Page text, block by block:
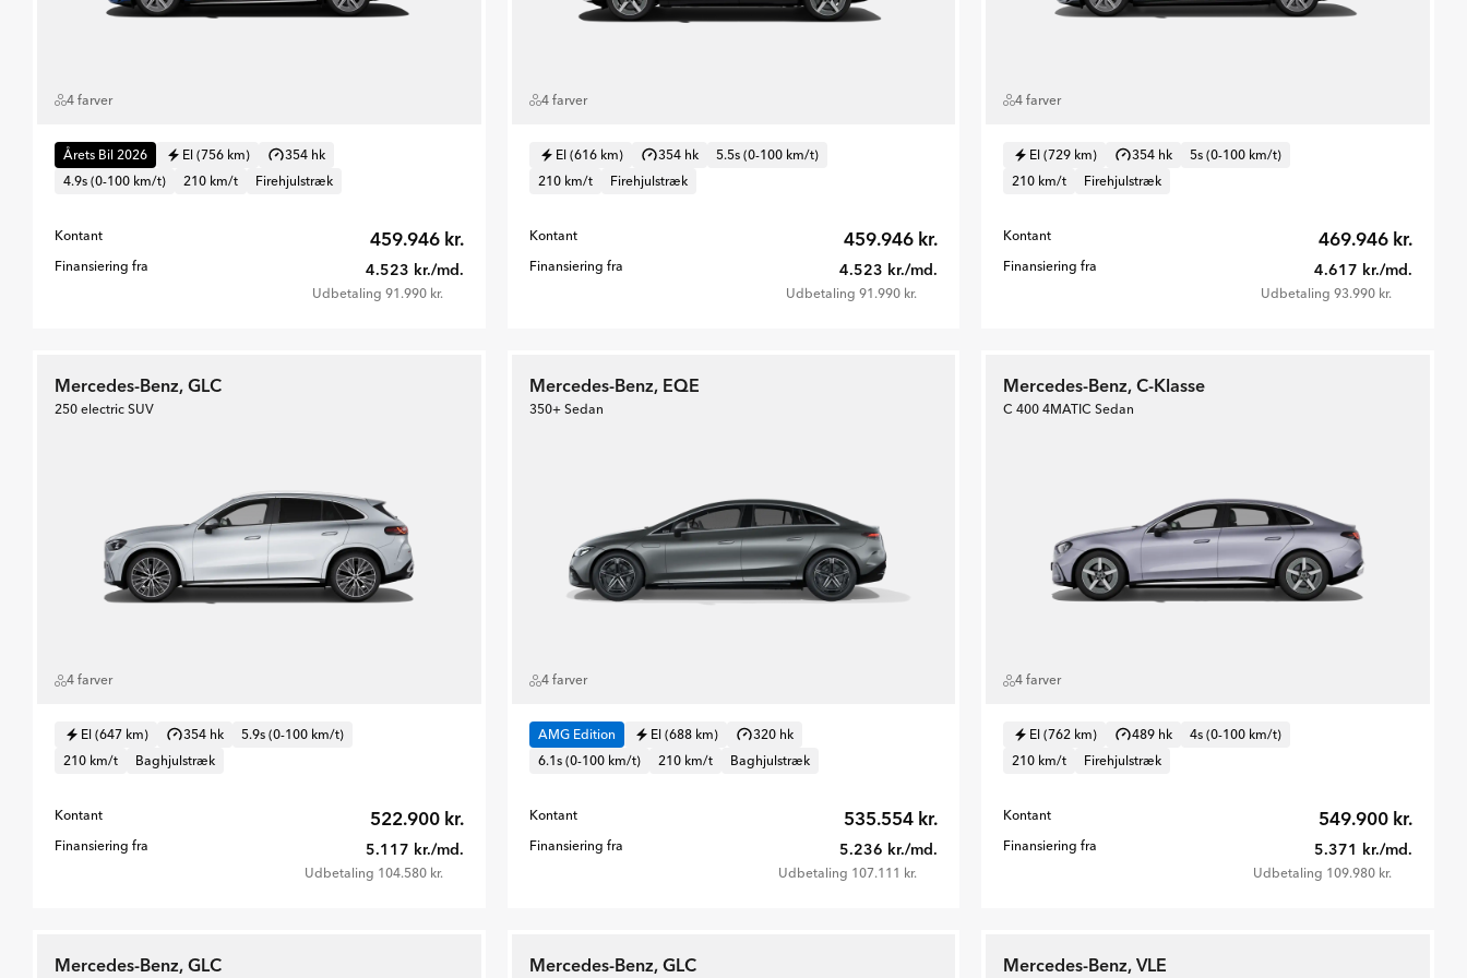
4 farver
Årets Bil 2026 El (756 km)
354 hk
4.9s (0-100 km/t)
210 km/t Firehjulstræk
Kontant 459.946 kr.
Finansiering fra 4.523 kr./md.
Udbetaling 91.990 kr.
4 farver
El (616 km) 354 hk
5.5s (0-100 km/t)
210 km/t
Firehjulstræk
Kontant 459.946 kr.
Finansiering fra 4.523 kr./md.
Udbetaling 91.990 kr.
4 farver
El (729 km) 354 hk
5s (0-100 km/t)
210 km/t
Firehjulstræk
Kontant 469.946 kr.
Finansiering fra 4.617 kr./md.
Udbetaling 93.990 kr.
Mercedes-Benz, GLC
250 electric SUV
4 farver
El (647 km) 354 hk
5.9s (0-100 km/t)
210 km/t
Baghjulstræk
Kontant 522.900 kr.
Finansiering fra 5.117 kr./md.
Udbetaling 104.580 kr.
Mercedes-Benz, EQE
350+ Sedan
4 farver
AMG Edition El (688 km)
320 hk
6.1s (0-100 km/t)
210 km/t Baghjulstræk
Kontant 535.554 kr.
Finansiering fra 5.236 kr./md.
Udbetaling 107.111 kr.
Mercedes-Benz, C-Klasse
C 400 4MATIC Sedan
4 farver
El (762 km) 489 hk
4s (0-100 km/t)
210 km/t
Firehjulstræk
Kontant 549.900 kr.
Finansiering fra 5.371 kr./md.
Udbetaling 109.980 kr.
Mercedes-Benz, GLC Mercedes-Benz, GLC Mercedes-Benz, VLE